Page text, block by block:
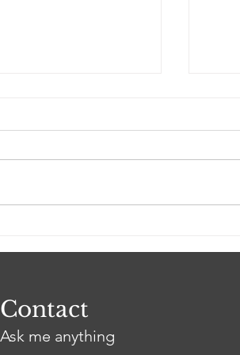
Contact
Ask me anything